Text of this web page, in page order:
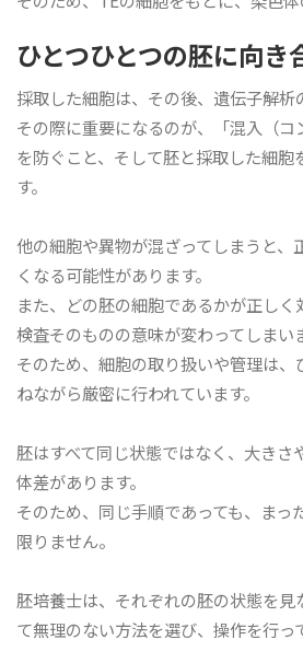
ひとつひとつの胚に向き
採取した細胞は、その後、遺伝子解析
その際に重要になるのが、「混入（コ
を防ぐこと、そして胚と採取した細胞
す。
他の細胞や異物が混ざってしまうと、
くなる可能性があります。
また、どの胚の細胞であるかが正しく
検査そのものの意味が変わってしまい
そのため、細胞の取り扱いや管理は、
ねながら厳密に行われています。
胚はすべて同じ状態ではなく、大きさ
体差があります。
そのため、同じ手順であっても、まっ
限りません。
胚培養士は、それぞれの胚の状態を見
て無理のない方法を選び、操作を行っ